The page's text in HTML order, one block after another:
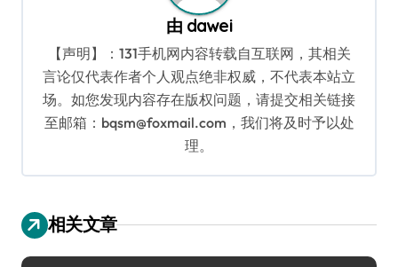
由 dawei
【声明】：131手机网内容转载自互联网，其相关
言论仅代表作者个人观点绝非权威，不代表本站立
场。如您发现内容存在版权问题，请提交相关链接
至邮箱：bqsm@foxmail.com，我们将及时予以处
理。
相关文章